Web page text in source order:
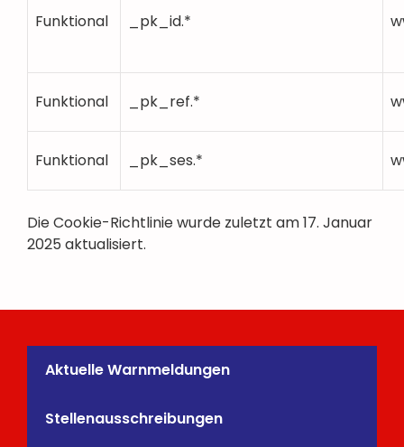
Funktional _pk_id.*
Funktional _pk_ref.*
Funktional _pk_ses.*
Die Cookie-Richtlinie wurde zuletzt am 17. Januar
2025 aktualisiert.
Aktuelle Warnmeldungen
Stellenausschreibungen